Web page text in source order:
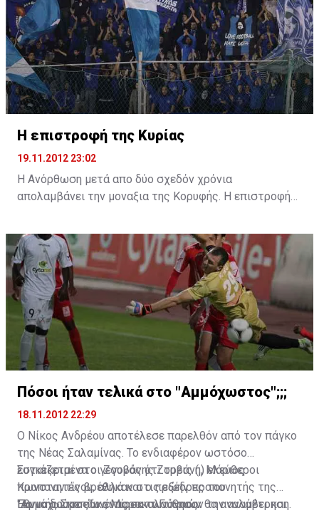
στον Θρόνο της...
Η επιστροφή της Κυρίας
19.11.2012 23:02
Η Ανόρθωση μετά απο δύο σχεδόν χρόνια
απολαμβάνει την μοναξια της Κορυφής. Η επιστροφή
εκεί μέχρι το τέλος του πρωταθλήματος. Η ομάδα του
Ρόνι Λέβι αν καταφέρει να δώσει συνέχεια στις
επιτυχίες στα επόμενα ντέρμπι που ακολουθούν με
ΑΕΚ, ΑΕΛ και ΑΠΟΕΛ τότε θα πάρει τεράστια
δυναμική για την κατάκτηση του πρωταθλήματος.
Τώρα θα είναι η ώρα της αλήθειας...
Πόσοι ήταν τελικά στο "Αμμόχωστος";;;
18.11.2012 22:29
O Νίκος Ανδρέου αποτέλεσε παρελθόν από τον πάγκο
της Νέας Σαλαμίνας. Το ενδιαφέρον ωστόσο
εστιάζεται στο γεγονός ότι τρεις (;) ελεύθεροι
προπονητές βρέθηκαν στις εξέδρες του
"Αμμόχωστος" και παρακολούθησαν την αναμέτρηση.
Συγκεκριμένα οι Ζουβάνης Ζουβάνη, Μάριος
Κωνσταντίνου, αλλά και ο πρώην προπονητής της
Εθνικής Σκοπίων, Μίρσαντ Γιόνους.
Για να δούμε εάν ένας εκ των τριών θα αναλάβει και